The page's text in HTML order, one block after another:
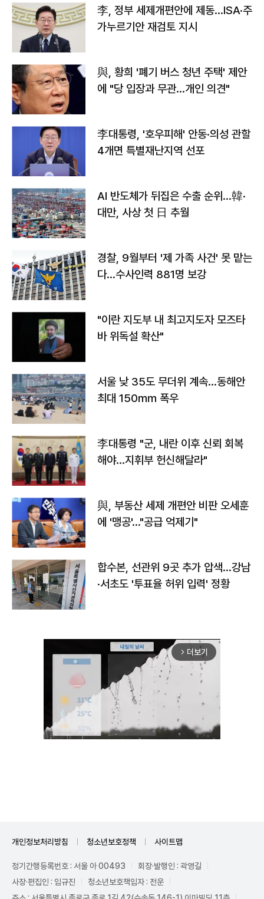
李, 정부 세제개편안에 제동…ISA·주
가누르기안 재검토 지시
與, 황희 '폐기 버스 청년 주택' 제안
에 "당 입장과 무관…개인 의견"
李대통령, '호우피해' 안동·의성 관할
4개면 특별재난지역 선포
AI 반도체가 뒤집은 수출 순위…韓·
대만, 사상 첫 日 추월
경찰, 9월부터 '제 가족 사건' 못 맡는
다…수사인력 881명 보강
"이란 지도부 내 최고지도자 모즈타
바 위독설 확산"
서울 낮 35도 무더위 계속…동해안
최대 150㎜ 폭우
李대통령 "군, 내란 이후 신뢰 회복
해야…지휘부 헌신해달라"
與, 부동산 세제 개편안 비판 오세훈
에 '맹공'…"공급 억제기"
합수본, 선관위 9곳 추가 압색…강남
·서초도 '투표율 허위 입력' 정황
arrow_forward_ios 더보기
개인정보처리방침 청소년보호정책 사이트맵
정기간행등록번호 : 서울 아 00493
회장·발행인 : 곽영길
사장·편집인 : 임규진
청소년보호책임자 : 전운